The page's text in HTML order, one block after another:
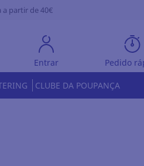
partir de 40€
Entrar Pedido
CLUBE DA POUPANÇA